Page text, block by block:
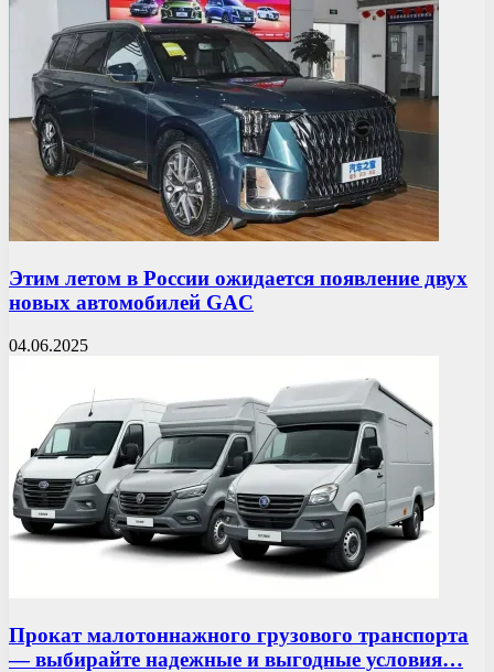
Этим летом в России ожидается появление двух
новых автомобилей GAC
04.06.2025
Прокат малотоннажного грузового транспорта
— выбирайте надежные и выгодные условия…